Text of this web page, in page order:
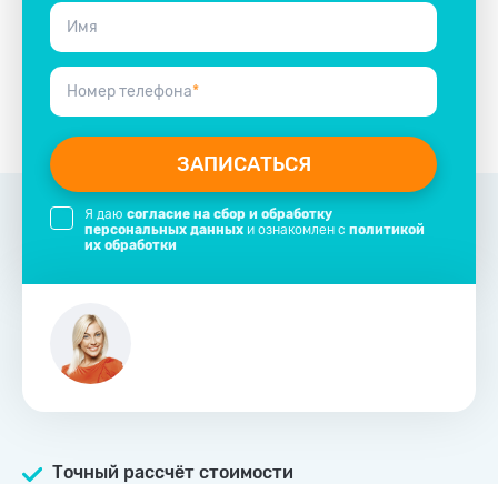
Имя
Номер телефона*
ЗАПИСАТЬСЯ
Я даю согласие на сбор и обработку
персональных данных и ознакомлен с политикой
их обработки
Точный рассчёт стоимости